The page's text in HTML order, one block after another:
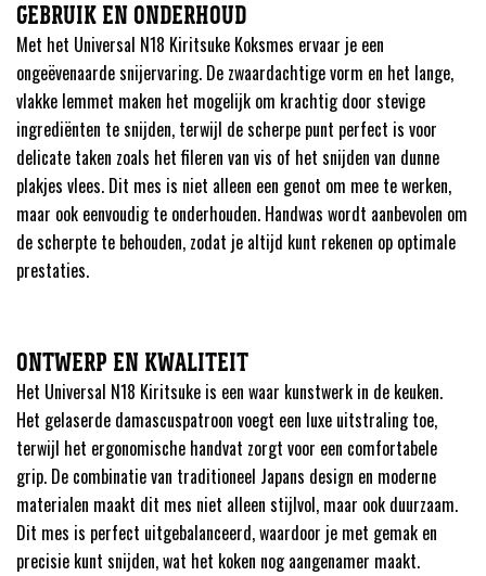
GEBRUIK EN ONDERHOUD
Met het Universal N18 Kiritsuke Koksmes ervaar je een
ongeëvenaarde snijervaring. De zwaardachtige vorm en het lange,
vlakke lemmet maken het mogelijk om krachtig door stevige
ingrediënten te snijden, terwijl de scherpe punt perfect is voor
delicate taken zoals het fileren van vis of het snijden van dunne
plakjes vlees. Dit mes is niet alleen een genot om mee te werken,
maar ook eenvoudig te onderhouden. Handwas wordt aanbevolen om
de scherpte te behouden, zodat je altijd kunt rekenen op optimale
prestaties.
ONTWERP EN KWALITEIT
Het Universal N18 Kiritsuke is een waar kunstwerk in de keuken.
Het gelaserde damascuspatroon voegt een luxe uitstraling toe,
terwijl het ergonomische handvat zorgt voor een comfortabele
grip. De combinatie van traditioneel Japans design en moderne
materialen maakt dit mes niet alleen stijlvol, maar ook duurzaam.
Dit mes is perfect uitgebalanceerd, waardoor je met gemak en
precisie kunt snijden, wat het koken nog aangenamer maakt.